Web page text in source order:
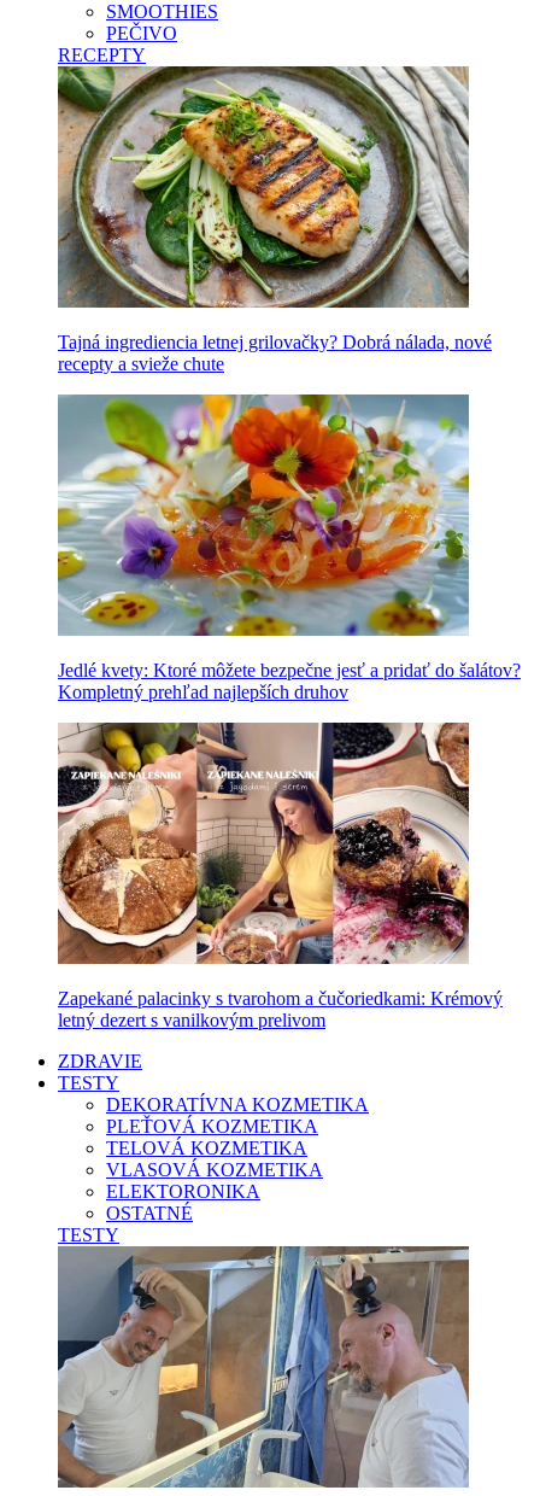
SMOOTHIES
PEČIVO
RECEPTY
Tajná ingrediencia letnej grilovačky? Dobrá nálada, nové
recepty a svieže chute
Jedlé kvety: Ktoré môžete bezpečne jesť a pridať do šalátov?
Kompletný prehľad najlepších druhov
Zapekané palacinky s tvarohom a čučoriedkami: Krémový
letný dezert s vanilkovým prelivom
ZDRAVIE
TESTY
DEKORATÍVNA KOZMETIKA
PLEŤOVÁ KOZMETIKA
TELOVÁ KOZMETIKA
VLASOVÁ KOZMETIKA
ELEKTORONIKA
OSTATNÉ
TESTY